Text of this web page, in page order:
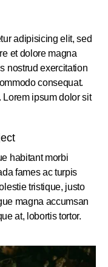
adipisicing elit, sed
et dolore magna
nostrud exercitation
consequat.
Lorem ipsum dolor sit
habitant morbi
fames ac turpis
tristique, justo
magna accumsan
at, lobortis tortor.